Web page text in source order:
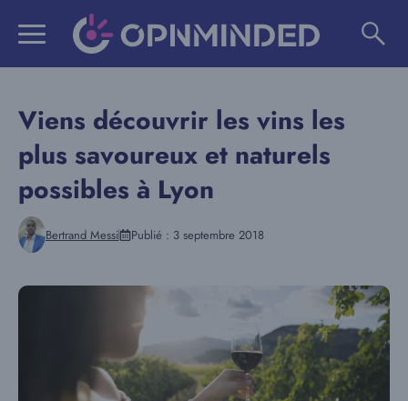
Viens découvrir les vins les
plus savoureux et naturels
possibles à Lyon
Bertrand Messi Publié : 3 septembre 2018